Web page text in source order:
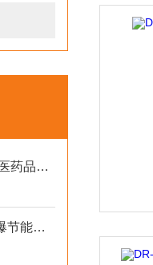
步入式恒温恒湿试验箱：生物医药品质的守护者
广东德瑞检测 2026 高精度防爆节能适配多行业高温老化测试